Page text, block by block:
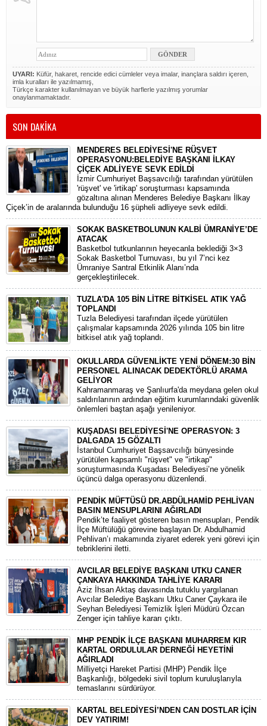
UYARI: Küfür, hakaret, rencide edici cümleler veya imalar, inançlara saldırı içeren,
imla kuralları ile yazılmamış,
Türkçe karakter kullanılmayan ve büyük harflerle yazılmış yorumlar
onaylanmamaktadır.
SON DAKİKA
MENDERES BELEDİYESİ'NE RÜŞVET
OPERASYONU:BELEDİYE BAŞKANI İLKAY
ÇİÇEK ADLİYEYE SEVK EDİLDİ
​İzmir Cumhuriyet Başsavcılığı tarafından yürütülen
'rüşvet' ve 'irtikap' soruşturması kapsamında
gözaltına alınan Menderes Belediye Başkanı İlkay
Çiçek’in de aralarında bulunduğu 16 şüpheli adliyeye sevk edildi.
SOKAK BASKETBOLUNUN KALBİ ÜMRANİYE’DE
ATACAK
Basketbol tutkunlarının heyecanla beklediği 3×3
Sokak Basketbol Turnuvası, bu yıl 7’nci kez
Ümraniye Santral Etkinlik Alanı’nda
gerçekleştirilecek.
TUZLA'DA 105 BİN LİTRE BİTKİSEL ATIK YAĞ
TOPLANDI
Tuzla Belediyesi tarafından ilçede yürütülen
çalışmalar kapsamında 2026 yılında 105 bin litre
bitkisel atık yağ toplandı.
OKULLARDA GÜVENLİKTE YENİ DÖNEM:30 BİN
PERSONEL ALINACAK DEDEKTÖRLÜ ARAMA
GELİYOR
​Kahramanmaraş ve Şanlıurfa'da meydana gelen okul
saldırılarının ardından eğitim kurumlarındaki güvenlik
önlemleri baştan aşağı yenileniyor.
KUŞADASI BELEDİYESİ'NE OPERASYON: 3
DALGADA 15 GÖZALTI
​İstanbul Cumhuriyet Başsavcılığı bünyesinde
yürütülen kapsamlı "rüşvet" ve "irtikap"
soruşturmasında Kuşadası Belediyesi’ne yönelik
üçüncü dalga operasyonu düzenlendi.
PENDİK MÜFTÜSÜ DR.ABDÜLHAMİD PEHLİVAN
BASIN MENSUPLARINI AĞIRLADI
​Pendik’te faaliyet gösteren basın mensupları, Pendik
İlçe Müftülüğü görevine başlayan Dr. Abdulhamid
Pehlivan’ı makamında ziyaret ederek yeni görevi için
tebriklerini iletti.
AVCILAR BELEDİYE BAŞKANI UTKU CANER
ÇANKAYA HAKKINDA TAHLİYE KARARI
​Aziz İhsan Aktaş davasında tutuklu yargılanan
Avcılar Belediye Başkanı Utku Caner Çaykara ile
Seyhan Belediyesi Temizlik İşleri Müdürü Özcan
Zenger için tahliye kararı çıktı.
MHP PENDİK İLÇE BAŞKANI MUHARREM KIR
KARTAL ORDULULAR DERNEĞİ HEYETİNİ
AĞIRLADI
​Milliyetçi Hareket Partisi (MHP) Pendik İlçe
Başkanlığı, bölgedeki sivil toplum kuruluşlarıyla
temaslarını sürdürüyor.
KARTAL BELEDİYESİ’NDEN CAN DOSTLAR İÇİN
DEV YATIRIM!